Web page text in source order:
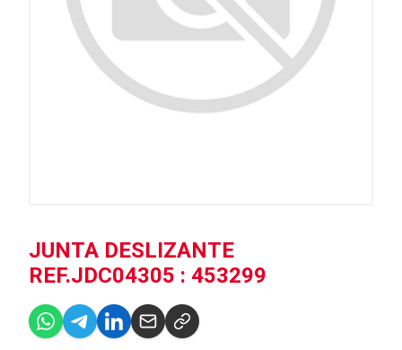
JUNTA DESLIZANTE
REF.JDC04305 : 453299